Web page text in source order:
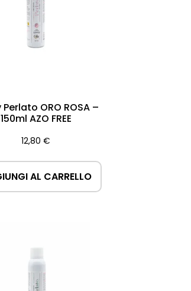
ORO ROSA –
150ml AZO FREE
12,80€
AL CARRELLO